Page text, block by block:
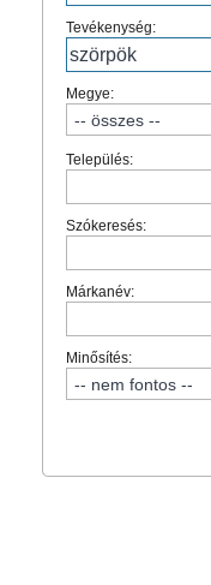
Tevékenység:
Megye:
Település:
Szókeresés:
Márkanév:
Minősítés: